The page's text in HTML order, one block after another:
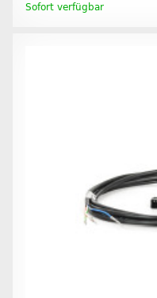
Sofort verfügbar